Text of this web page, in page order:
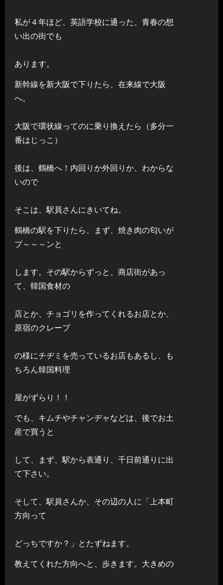
私が４年ほど、英語学校に通った、青春の想
い出の街でも
あります。
新幹線を新大阪で下りたら、在来線で大阪
へ。
大阪で環状線ってのに乗り換えたら（多分一
番はじっこ）
後は、鶴橋へ！内回りか外回りか、わからな
いので
そこは、駅員さんにきいてね。
鶴橋の駅を下りたら、まず、焼き肉の匂いが
プ～～～ンと
します。その駅からずっと、商店街があっ
て、韓国食材の
店とか、チョゴリを作ってくれるお店とか、
原宿のクレープ
の様にチヂミを売っているお店もあるし、も
ちろん韓国料理
屋がずらり！！
でも、キムチやチャンヂャなどは、後でお土
産で買うと
して、まず、駅から表通り、千日前通りに出
て下さい。
そして、駅員さんか、その辺の人に「上本町
方向って
どっちですか？」とたずねます。
教えてくれた方向へと、歩きます。大きめの